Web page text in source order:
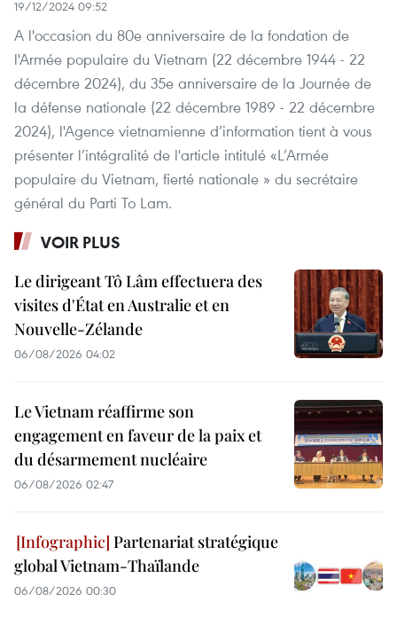
19/12/2024 09:52
A l'occasion du 80e anniversaire de la fondation de
l'Armée populaire du Vietnam (22 décembre 1944 - 22
décembre 2024), du 35e anniversaire de la Journée de
la défense nationale (22 décembre 1989 - 22 décembre
2024), l'Agence vietnamienne d’information tient à vous
présenter l’intégralité de l'article intitulé «L’Armée
populaire du Vietnam, fierté nationale » du secrétaire
général du Parti To Lam.
VOIR PLUS
Le dirigeant Tô Lâm effectuera des
visites d'État en Australie et en
Nouvelle-Zélande
06/08/2026 04:02
Le Vietnam réaffirme son
engagement en faveur de la paix et
du désarmement nucléaire
06/08/2026 02:47
Partenariat stratégique
global Vietnam-Thaïlande
06/08/2026 00:30